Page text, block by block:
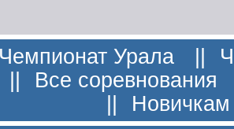
Чемпионат Урала ||
|| Все соревнования
||
Новичкам